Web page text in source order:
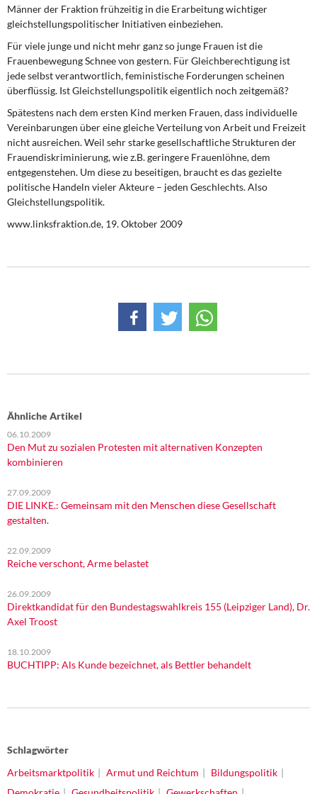
Männer der Fraktion frühzeitig in die Erarbeitung wichtiger
gleichstellungspolitischer Initiativen einbeziehen.
Für viele junge und nicht mehr ganz so junge Frauen ist die
Frauenbewegung Schnee von gestern. Für Gleichberechtigung ist
jede selbst verantwortlich, feministische Forderungen scheinen
überflüssig. Ist Gleichstellungspolitik eigentlich noch zeitgemäß?
Spätestens nach dem ersten Kind merken Frauen, dass individuelle
Vereinbarungen über eine gleiche Verteilung von Arbeit und Freizeit
nicht ausreichen. Weil sehr starke gesellschaftliche Strukturen der
Frauendiskriminierung, wie z.B. geringere Frauenlöhne, dem
entgegenstehen. Um diese zu beseitigen, braucht es das gezielte
politische Handeln vieler Akteure – jeden Geschlechts. Also
Gleichstellungspolitik.
www.linksfraktion.de, 19. Oktober 2009
Ähnliche Artikel
06.10.2009
Den Mut zu sozialen Protesten mit alternativen Konzepten
kombinieren
27.09.2009
DIE LINKE.: Gemeinsam mit den Menschen diese Gesellschaft
gestalten.
22.09.2009
Reiche verschont, Arme belastet
26.09.2009
Direktkandidat für den Bundestagswahlkreis 155 (Leipziger Land), Dr.
Axel Troost
18.10.2009
BUCHTIPP: Als Kunde bezeichnet, als Bettler behandelt
Schlagwörter
Arbeitsmarktpolitik
Armut und Reichtum
Bildungspolitik